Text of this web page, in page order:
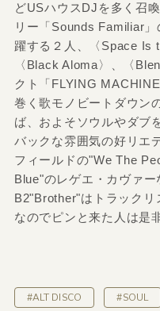
どUSハウスDJを多く召
リー「Sounds Familiar
躍する２人、〈Space Is
〈Black Aloma〉、〈
クト「FLYING
巻く歌モノビートダウン
ば、およそソウルやダブ
バックな雰囲気の好リエ
フィールドの"We The
Blue"のレゲエ・カヴァ
B2"Brother"はトラックリ
なのでピンと来た人は是
#ALT DISCO #SOUL